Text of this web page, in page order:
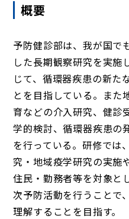
概要
予防健診部は、我が国で
した長期観察研究を実施
じて、循環器疾患の新た
とを目指している。また
育などの介入研究、健診
学的検討、循環器疾患の
を行っている。研修では
究・地域疫学研究の実施
住民・勤務者等を対象と
次予防活動を行うことで
理解することを目指す。